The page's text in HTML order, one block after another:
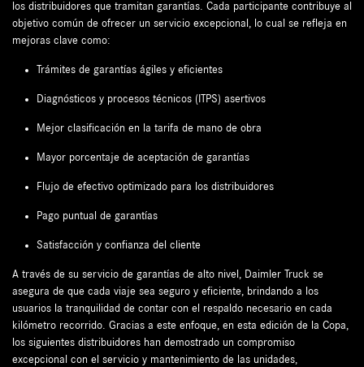
los distribuidores que tramitan garantías. Cada participante contribuye al
objetivo común de ofrecer un servicio excepcional, lo cual se refleja en
mejoras clave como:
Trámites de garantías ágiles y eficientes
Diagnósticos y procesos técnicos (ITPS) asertivos
Mejor clasificación en la tarifa de mano de obra
Mayor porcentaje de aceptación de garantías
Flujo de efectivo optimizado para los distribuidores
Pago puntual de garantías
Satisfacción y confianza del cliente
A través de su servicio de garantías de alto nivel, Daimler Truck se
asegura de que cada viaje sea seguro y eficiente, brindando a los
usuarios la tranquilidad de contar con el respaldo necesario en cada
kilómetro recorrido. Gracias a este enfoque, en esta edición de la Copa,
los siguientes distribuidores han demostrado un compromiso
excepcional con el servicio y mantenimiento de las unidades,